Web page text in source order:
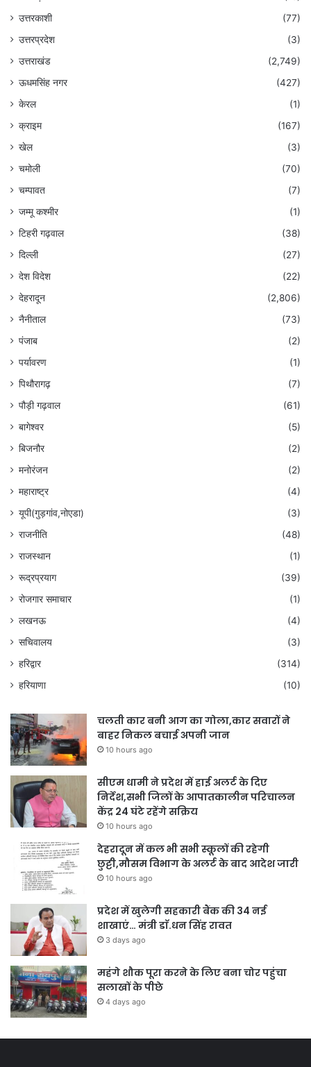
उत्तरकाशी
(77)
उत्तरप्रदेश
(3)
उत्तराखंड
(2,749)
ऊधमसिंह नगर
(427)
केरल
(1)
क्राइम
(167)
खेल
(3)
चमोली
(70)
चम्पावत
(7)
जम्मू कश्मीर
(1)
टिहरी गढ़वाल
(38)
दिल्ली
(27)
देश विदेश
(22)
देहरादून
(2,806)
नैनीताल
(73)
पंजाब
(2)
पर्यावरण
(1)
पिथौरागढ़
(7)
पौड़ी गढ़वाल
(61)
बागेश्वर
(5)
बिजनौर
(2)
मनोरंजन
(2)
महाराष्ट्र
(4)
यूपी(गुड़गांव,नोएडा)
(3)
राजनीति
(48)
राजस्थान
(1)
रूद्रप्रयाग
(39)
रोजगार समाचार
(1)
लखनऊ
(4)
सचिवालय
(3)
हरिद्वार
(314)
हरियाणा
(10)
चलती कार बनी आग का गोला,कार सवारों ने
बाहर निकल बचाई अपनी जान
10 hours ago
सीएम धामी ने प्रदेश में हाई अलर्ट के दिए
निर्देश,सभी जिलों के आपातकालीन परिचालन
केंद्र 24 घंटे रहेंगे सक्रिय
10 hours ago
देहरादून में कल भी सभी स्कूलों की रहेगी
छुट्टी,मौसम विभाग के अलर्ट के बाद आदेश जारी
10 hours ago
प्रदेश में खुलेगी सहकारी बैंक की 34 नई
शाखाएं… मंत्री डाॅ.धन सिंह रावत
3 days ago
महंगे शौक पूरा करने के लिए बना चोर पहुंचा
सलाखों के पीछे
4 days ago